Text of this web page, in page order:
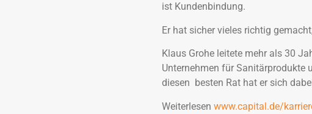
ist Kundenbindung.
Er hat sicher vieles richtig
Klaus Grohe leitete mehr als 30
Unternehmen für Sanitärprodukte
diesen besten Rat hat er sich
Weiterlesen www.capital.de/